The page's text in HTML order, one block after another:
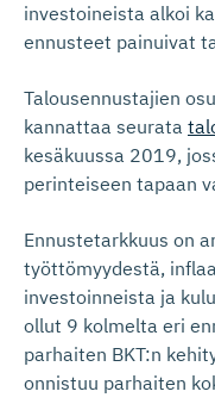
investoineista alkoi
ennusteet painuivat
Talousennustajien
kannattaa seurata
kesäkuussa 2019,
perinteiseen tapaan
Ennustetarkkuus on
työttömyydestä,
investoinneista ja
ollut 9 kolmelta eri
parhaiten BKT:n
onnistuu parhaiten